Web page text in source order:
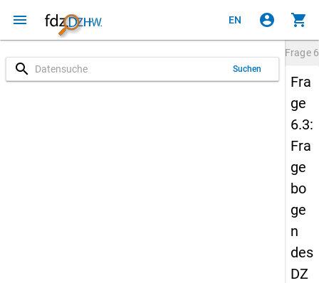
menu EN account_circle shopping_cart
search Suchen
Frage
Fra
ge
6.3:
Fra
ge
bo
ge
n
des
DZ